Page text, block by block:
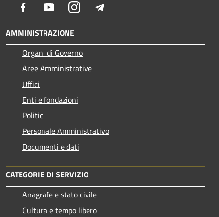
Facebook YoutubeInstagram
AMMINISTRAZIONE
Organi di Governo
Aree Amministrative
Uffici
Enti e fondazioni
Politici
Personale Amministrativo
Documenti e dati
CATEGORIE DI SERVIZIO
Anagrafe e stato civile
Cultura e tempo libero